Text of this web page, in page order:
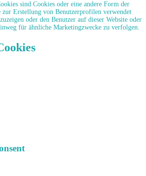
sind Cookies oder eine andere Form der
zur Erstellung von Benutzerprofilen verwendet
oder den Benutzer auf dieser Website oder
für ähnliche Marketingzwecke zu verfolgen.